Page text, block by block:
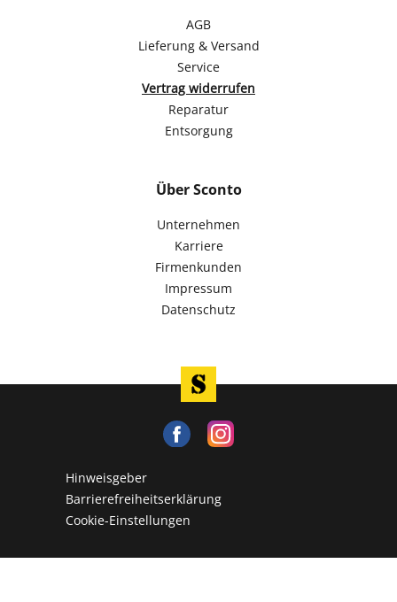
AGB
Lieferung & Versand
Service
Vertrag widerrufen
Reparatur
Entsorgung
Über Sconto
Unternehmen
Karriere
Firmenkunden
Impressum
Datenschutz
Hinweisgeber
Barrierefreiheitserklärung
Cookie-Einstellungen